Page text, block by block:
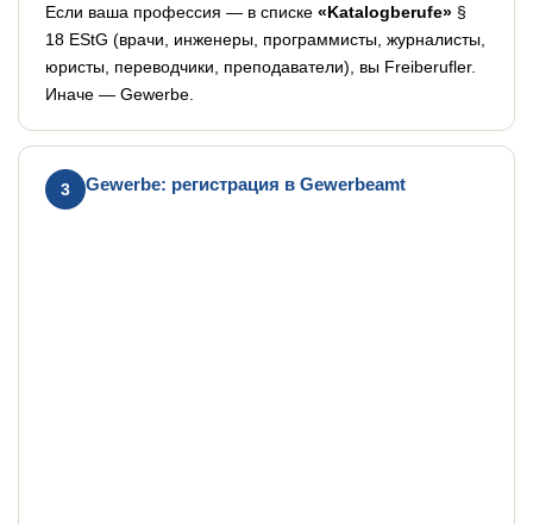
Если ваша профессия — в списке «Katalogberufe» §
18 EStG (врачи, инженеры, программисты, журналисты,
юристы, переводчики, преподаватели), вы Freiberufler.
Иначе — Gewerbe.
3 Gewerbe: регистрация в Gewerbeamt